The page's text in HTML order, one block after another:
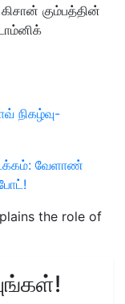
கும்பத்தின்
நிகழ்வு-
வேளாண்
the role of